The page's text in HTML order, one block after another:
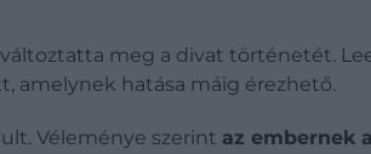
meg a divat történetét.
amelynek hatása máig érezhető.
Véleménye szerint az embernek